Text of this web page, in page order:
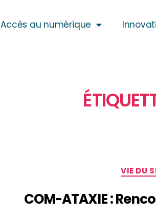
Accès au numérique
VIE DU
COM-ATAXIE :